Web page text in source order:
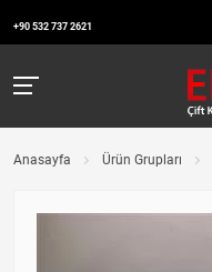
+90 532 737 2621
Anasayfa Ürün Grupları